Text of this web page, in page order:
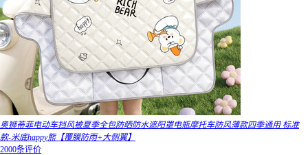
奥狮蒂菲电动车挡风被夏季全包防晒防水遮阳罩电瓶摩托车防风薄款四季通用 标准
款-米底happy熊【覆膜防雨+大侧翼】
2000条评价